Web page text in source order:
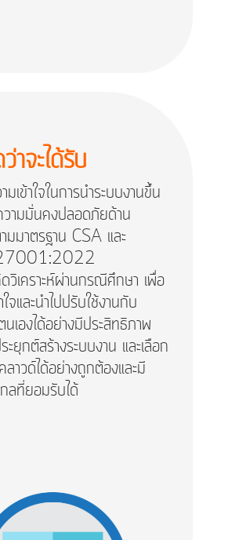
าจะได้รับ
มเข้าใจในการนำระบบงานขึ้น
ามมั่นคงปลอดภัยด้าน
มมาตรฐาน CSA และ
วิเคราะห์ผ่านกรณีศึกษา เพื่อ
จและนำไปปรับใช้งานกับ
เองได้อย่างมีประสิทธิภาพ
ะยุกต์สร้างระบบงาน และเลือก
ลาวด์ได้อย่างถูกต้องและมี
ลที่ยอมรับได้